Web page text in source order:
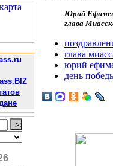
Юрий
глава
глава
юрий
день